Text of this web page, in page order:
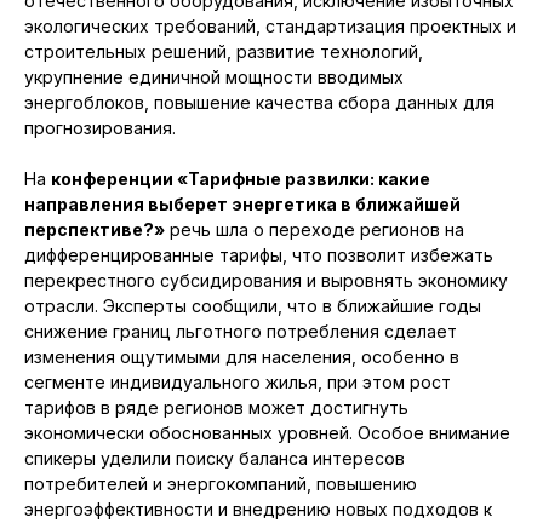
экологических требований, стандартизация проектных и
строительных решений, развитие технологий,
укрупнение единичной мощности вводимых
энергоблоков, повышение качества сбора данных для
прогнозирования.
На конференции «Тарифные развилки: какие
направления выберет энергетика в ближайшей
перспективе?» речь шла о переходе регионов на
дифференцированные тарифы, что позволит избежать
перекрестного субсидирования и выровнять экономику
отрасли. Эксперты сообщили, что в ближайшие годы
снижение границ льготного потребления сделает
изменения ощутимыми для населения, особенно в
сегменте индивидуального жилья, при этом рост
тарифов в ряде регионов может достигнуть
экономически обоснованных уровней. Особое внимание
спикеры уделили поиску баланса интересов
потребителей и энергокомпаний, повышению
энергоэффективности и внедрению новых подходов к